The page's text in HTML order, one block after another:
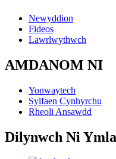
Newyddion
Fideos
Lawrlwythwch
AMDANOM NI
Yonwaytech
Sylfaen Cynhyrchu
Rheoli Ansawdd
Dilynwch Ni